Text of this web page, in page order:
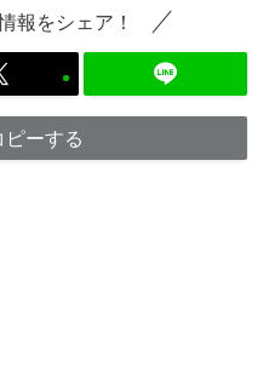
報をシェア！
ーする